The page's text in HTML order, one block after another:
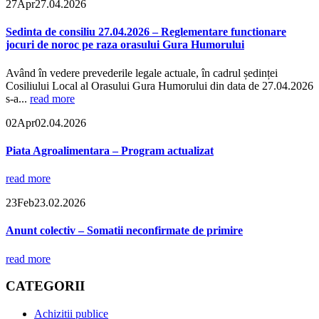
27Apr27.04.2026
Sedinta de consiliu 27.04.2026 – Reglementare functionare
jocuri de noroc pe raza orasului Gura Humorului
Având în vedere prevederile legale actuale, în cadrul ședinței
Cosiliului Local al Orasului Gura Humorului din data de 27.04.2026
s-a... read more
02Apr02.04.2026
Piata Agroalimentara – Program actualizat
read more
23Feb23.02.2026
Anunt colectiv – Somatii neconfirmate de primire
read more
CATEGORII
Achizitii publice